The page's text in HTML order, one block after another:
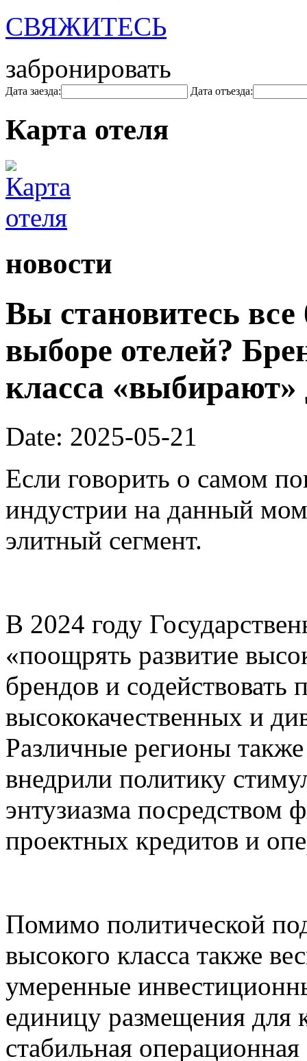
СВЯЖИТЕСЬ
забронировать
Дата заезда: Дата отъезда:
Карта отеля
новости
Вы становитесь
выборе отелей?
класса «выбирают»
Date: 2025-05-21
Если говорить о самом
индустрии на данный
элитный сегмент.
В 2024 году
«поощрять развитие
брендов и содействовать
высококачественных и
Различные регионы
внедрили политику
энтузиазма посредством
проектных кредитов и
Помимо политической
высокого класса также
умеренные
единицу размещения для
стабильная